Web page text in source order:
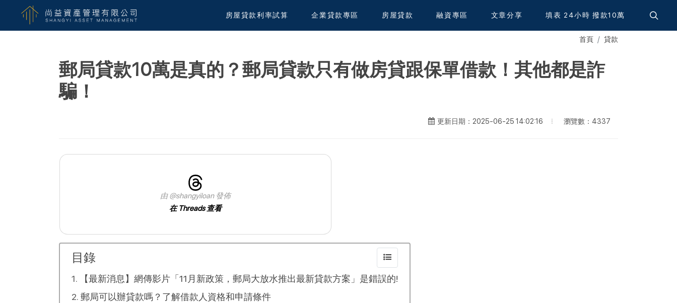
房屋貸款利率試算 企業貸款專區 房屋貸款 融資專區 文章分享 填表 24小時 撥款10萬
首頁 貸款
郵局貸款10萬是真的？郵局貸款只有做房貸跟保單借款！其他都是詐
騙！
更新日期：2025-06-25 14:02:16 瀏覽數：4337
由 @shangyiloan 發佈
在 Threads 查看
目錄
【最新消息】網傳影片「11月新政策，郵局大放水推出最新貸款方案」是錯誤的!
郵局可以辦貸款嗎？了解借款人資格和申請條件